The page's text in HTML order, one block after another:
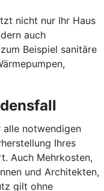
nicht nur Ihr Haus
auch
Beispiel sanitäre
alle notwendigen
Ihres
Auch Mehrkosten,
und Architekten,
gilt ohne